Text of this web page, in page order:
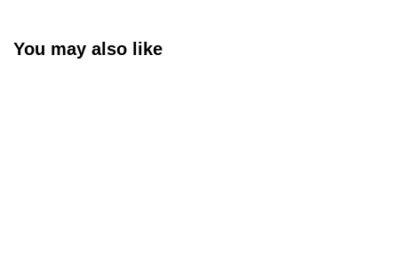
You may also like